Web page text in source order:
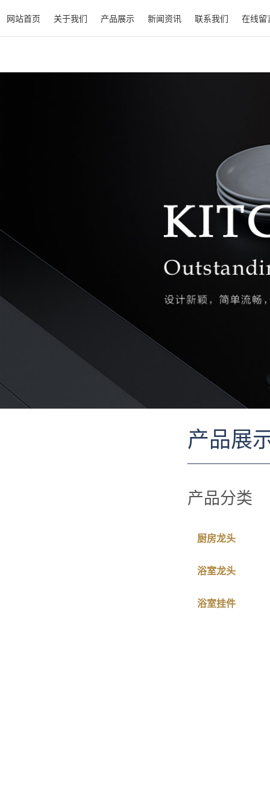
网站首页 关于我们 产品展示 新闻资讯 联系我们 在线留
产品展
产品分类
厨房龙头
浴室龙头
浴室挂件